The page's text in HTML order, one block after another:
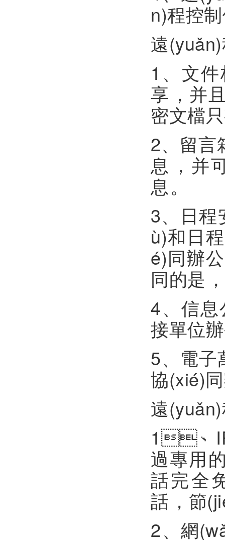
n)程控制
遠
1、文
享，
密文檔只
2、留言
息，
息。
3、日程
ù)和日
é)同辦公
同的是
4、
接單位
5、電
協(xié)同
遠
1、IP
過專用
話完全
話
2